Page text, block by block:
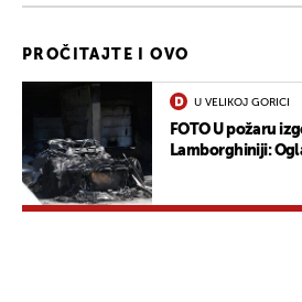
PROČITAJTE I OVO
U VELIKOJ GORICI
FOTO U požaru
Lamborghiniji: